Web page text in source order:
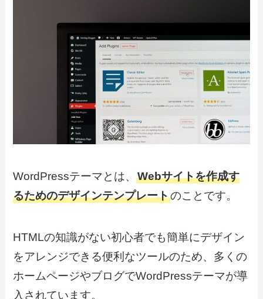
WordPressテーマとは、Webサイトを作成す
るためのデザインテンプレートのことです。
HTMLの知識がない初心者でも簡単にデザイン
をアレンジできる便利なツールのため、多くの
ホームページやブログでWordPressテーマが導
入されています。